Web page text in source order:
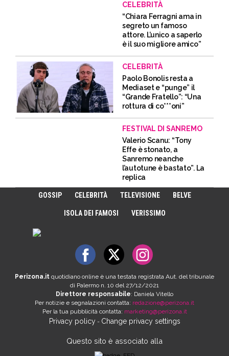
CELEBRITÀ
“Chiara Ferragni ama in
segreto un famoso
attore. L’unico a saperlo
è il suo migliore amico”
CELEBRITÀ
Paolo Bonolis resta a
Mediaset e “punge” il
“Grande Fratello”: “Una
rottura di co***oni”
FESTIVAL DI SANREMO
Valerio Scanu: “Tony
Effe è stonato, a
Sanremo neanche
l’autotune è bastato”. La
replica
GOSSIP CELEBRITÀ TELEVISIONE BELVE
ISOLA DEI FAMOSI VERISSIMO
Perizona.it quotidiano online è una testata registrata Aut. del tribunale
di Palermo n. 10 del 27/12/2021
Direttore responsabile: Daniela Vitello
Per notizie e segnalazioni contatta: redazione@perizona.it
Per la tua pubblicità contatta: marketing@perizona.it
Privacy policy- Change privacy settings
Questo sito è associato alla